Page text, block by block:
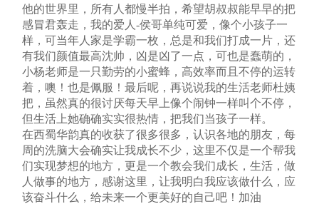
他的世界里，所有人都慢半拍，希望胡叔叔能早早的把
感冒君轰走，我的爱人-侯哥单纯可爱，像个小孩子一
样，可当年人家是学霸一枚，总是和我们打成一片，还
有我们颜值最高沈帅，凶是凶了一点，可也是蠢萌的，
小杨老师是一只勤劳的小蜜蜂，高效率而且不停的运转
着，噢！也是佩服！最后呢，再说说我的生活老师杜姨
把，虽然真的很讨厌每天早上像个闹钟一样叫个不停，
但生活上她确确实实很热情，把我们当孩子一样。
在西蜀华韵真的收获了很多很多，认识各地的朋友，每
周的洗脑大会确实让我成长不少，这里不仅是一个帮我
们实现梦想的地方，更是一个教会我们成长，生活，做
人做事的地方，感谢这里，让我明白我应该做什么，应
该奋斗什么，给未来一个更美好的自己吧！加油